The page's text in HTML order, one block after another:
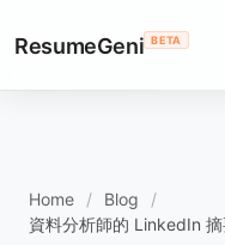
ResumeGeni BETA
Home
Blog
資料分析師的 LinkedIn